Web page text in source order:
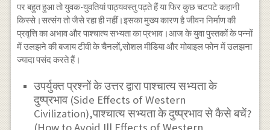
पर बहुत हुआ तो युवक-युवतियां पाठ्यवस्तु पढ़ते हैं या फिर कुछ चटपटे कहानी
किस्से।सत्संग तो जैसे रहा ही नहीं।इसका मुख्य कारण है जीवन निर्माण की
प्रवृत्ति का अभाव और पाश्चात्य सभ्यता का प्रभाव।आज के युवा पुस्तकों के पन्नों
में उलझने की बजाय टीवी के चैनलों,सोशल मीडिया और मोबाइल फोन में उलझना
ज्यादा पसंद करते हैं।
उपर्युक्त प्रश्नों के उत्तर द्वारा पाश्चात्य सभ्यता के
दुष्प्रभाव (Side Effects of Western
Civilization),पाश्चात्य सभ्यता के दुष्प्रभाव से कैसे बचें?